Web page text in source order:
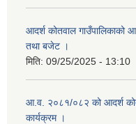
आदर्श कोतवाल गाउँपालिकाको
तथा बजेट ।
मिति: 09/25/2025 - 13:10
आ.व. २०८१/०८२ को आदर्श
कार्यक्रम ।